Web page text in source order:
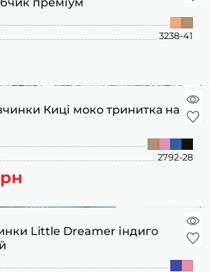
3238-41
Киці моко тринитка на
2792-28